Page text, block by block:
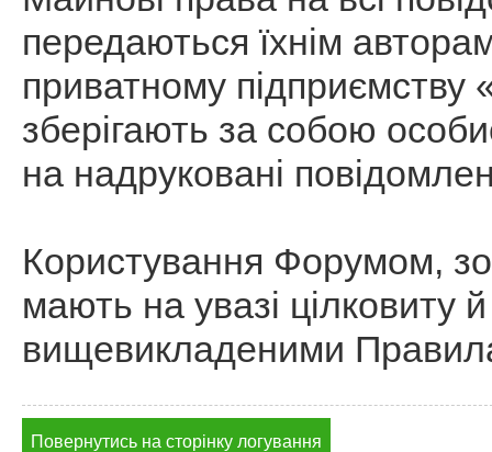
передаються їхнім
приватному
зберігають за собою
на надруковані
Користування Форумом,
мають на увазі цілковиту
вищевикладеними
Повернутись на сторінку логування